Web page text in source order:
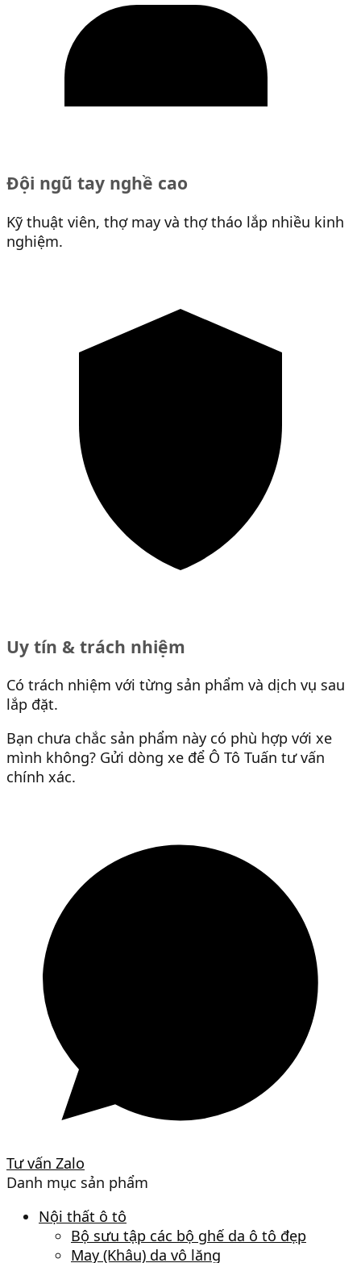
Đội ngũ tay nghề cao
Kỹ thuật viên, thợ may và thợ tháo lắp nhiều kinh
nghiệm.
Uy tín & trách nhiệm
Có trách nhiệm với từng sản phẩm và dịch vụ sau
lắp đặt.
Bạn chưa chắc sản phẩm này có phù hợp với xe
mình không? Gửi dòng xe để Ô Tô Tuấn tư vấn
chính xác.
Tư vấn Zalo
Danh mục sản phẩm
Nội thất ô tô
Bộ sưu tập các bộ ghế da ô tô đẹp
May (Khâu) da vô lăng